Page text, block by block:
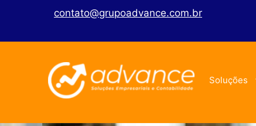
contato@grupoadvance.com.br
Soluções